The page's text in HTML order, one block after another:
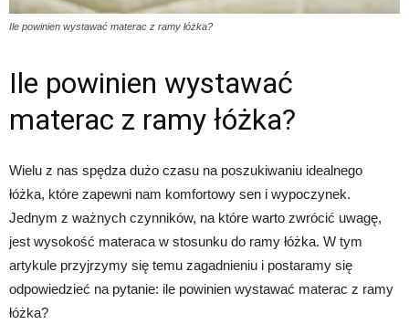
Ile powinien wystawać materac z ramy łóżka?
Ile powinien wystawać
materac z ramy łóżka?
Wielu z nas spędza dużo czasu na poszukiwaniu idealnego
łóżka, które zapewni nam komfortowy sen i wypoczynek.
Jednym z ważnych czynników, na które warto zwrócić uwagę,
jest wysokość materaca w stosunku do ramy łóżka. W tym
artykule przyjrzymy się temu zagadnieniu i postaramy się
odpowiedzieć na pytanie: ile powinien wystawać materac z ramy
łóżka?